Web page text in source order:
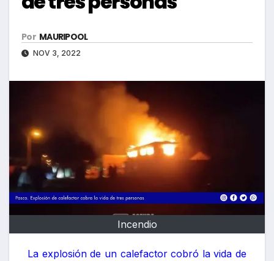
Por MAURIPOOL
NOV 3, 2022
Incendio
La explosión de un calefactor cobró la vida de